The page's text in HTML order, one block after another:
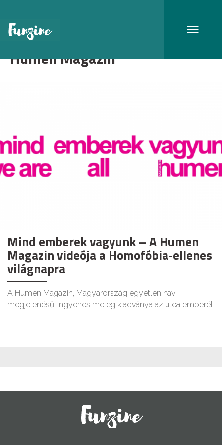
Humen Magazin
Mind emberek vagyunk – A Humen
Magazin videója a Homofóbia-ellenes
világnapra
A Humen Magazin, Magyarország egyetlen havi
megjelenésű, ingyenes meleg kiadványa az utca emberét